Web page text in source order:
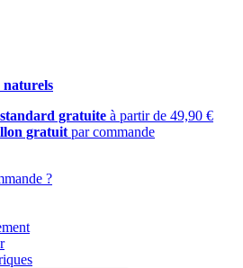
naturels
gratuite à partir de 49,90 €
gratuit par commande
?